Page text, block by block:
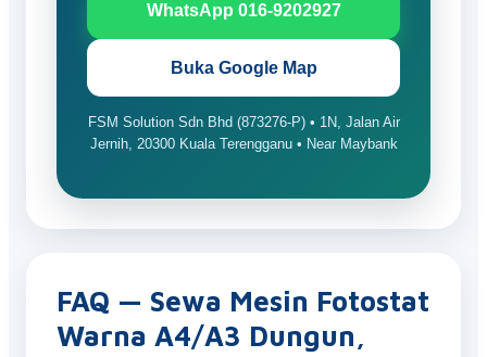
WhatsApp 016-9202927
Buka Google Map
FSM Solution Sdn Bhd (873276-P) • 1N, Jalan Air
Jernih, 20300 Kuala Terengganu • Near Maybank
FAQ — Sewa Mesin Fotostat
Warna A4/A3 Dungun,